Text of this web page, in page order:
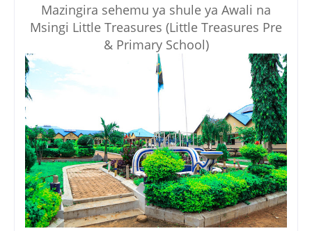
Mazingira sehemu ya shule ya Awali na
Msingi Little Treasures (Little Treasures Pre
& Primary School)